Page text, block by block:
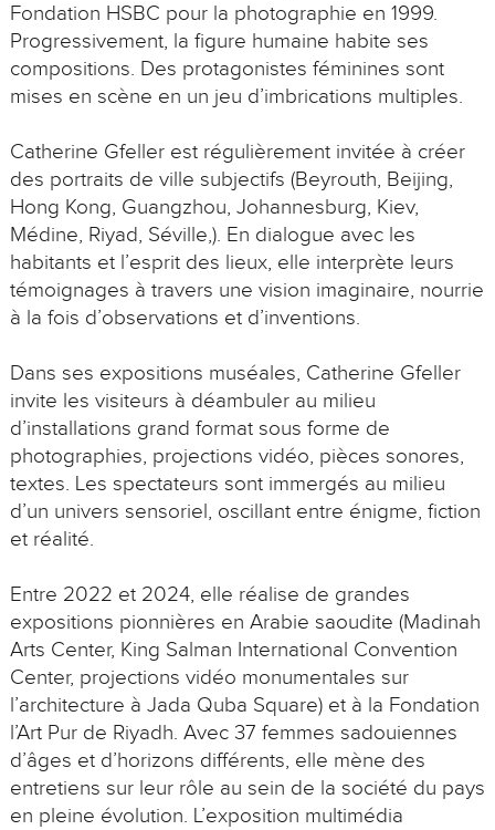
Fondation HSBC pour la photographie en 1999.
Progressivement, la figure humaine habite ses
compositions. Des protagonistes féminines sont
mises en scène en un jeu d’imbrications multiples.
Catherine Gfeller est régulièrement invitée à créer
des portraits de ville subjectifs (Beyrouth, Beijing,
Hong Kong, Guangzhou, Johannesburg, Kiev,
Médine, Riyad, Séville,). En dialogue avec les
habitants et l’esprit des lieux, elle interprète leurs
témoignages à travers une vision imaginaire, nourrie
à la fois d’observations et d’inventions.
Dans ses expositions muséales, Catherine Gfeller
invite les visiteurs à déambuler au milieu
d’installations grand format sous forme de
photographies, projections vidéo, pièces sonores,
textes. Les spectateurs sont immergés au milieu
d’un univers sensoriel, oscillant entre énigme, fiction
et réalité.
Entre 2022 et 2024, elle réalise de grandes
expositions pionnières en Arabie saoudite (Madinah
Arts Center, King Salman International Convention
Center, projections vidéo monumentales sur
l’architecture à Jada Quba Square) et à la Fondation
l’Art Pur de Riyadh. Avec 37 femmes sadouiennes
d’âges et d’horizons différents, elle mène des
entretiens sur leur rôle au sein de la société du pays
en pleine évolution. L’exposition multimédia